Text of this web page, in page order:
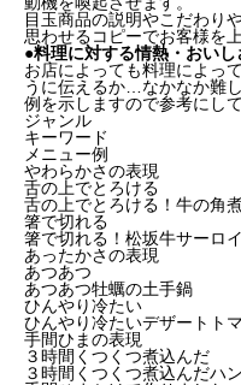
目玉商品の説明やこだわり
思わせるコピーでお客様を
●料理に対する情熱・おい
お店によっても料理によっ
うに伝えるか…なかなか難
例を示しますので参考にし
ジャンル
キーワード
メニュー例
やわらかさの表現
舌の上でとろける
舌の上でとろける！牛の角
箸で切れる
箸で切れる！松坂牛サーロ
あったかさの表現
あつあつ
あつあつ牡蠣の土手鍋
ひんやり冷たい
ひんやり冷たいデザートト
手間ひまの表現
３時間くつくつ煮込んだ
３時間くつくつ煮込んだハ